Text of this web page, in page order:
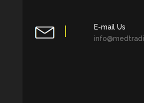
E-mail Us